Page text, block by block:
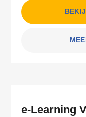
e-Learning